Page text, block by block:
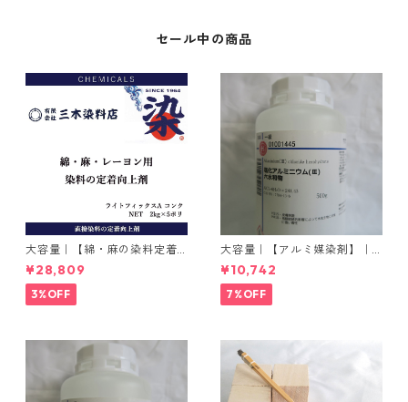
セール中の商品
大容量｜【綿・麻の染料定着
向上剤】｜2kg×5本｜ライト
フィックスAコンク
¥28,809
3%OFF
大容量｜【アルミ媒染剤】｜5
00g−3本入り｜塩化アルミニ
ウム
¥10,742
7%OFF